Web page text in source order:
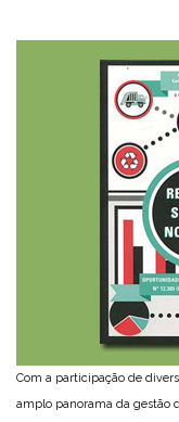
Com a participação de
amplo panorama da gestão